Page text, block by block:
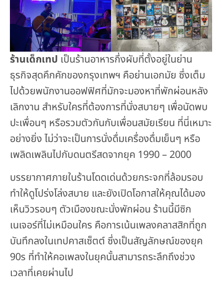
ร้านเด็กเทป เป็นร้านอาหารกึ่งผับที่ตั้งอยู่ในย่าน
ธุรกิจสุดคึกคักของกรุงเทพฯ คือย่านเอกมัย ซึ่งเต็ม
ไปด้วยพนักงานออฟฟิศที่มักจะมองหาที่พักผ่อนหลัง
เลิกงาน สำหรับใครที่ต้องการที่นั่งสบายๆ เพื่อนัดพบ
ปะเพื่อนๆ หรือรวมตัวกันกับเพื่อนสมัยเรียน ที่นี่เหมาะ
อย่างยิ่ง ไม่ว่าจะเป็นการนั่งดื่มเครื่องดื่มเย็นๆ หรือ
เพลิดเพลินไปกับดนตรีสดจากยุค 1990 – 2000
บรรยากาศภายในร้านโดดเด่นด้วยกระจกที่ล้อมรอบ
ทำให้ดูโปร่งโล่งสบาย และยังเปิดโอกาสให้คุณได้มอง
เห็นวิวรอบๆ ตัวเมืองขณะนั่งพักผ่อน ร้านนี้มีซิก
เนเจอร์ที่ไม่เหมือนใคร คือการเน้นเพลงคลาสสิกที่ถูก
บันทึกลงในเทปคาสเซ็ตต์ ซึ่งเป็นสัญลักษณ์ของยุค
90s ที่ทำให้คอเพลงในยุคนั้นสามารถระลึกถึงช่วง
เวลาที่เคยผ่านไป